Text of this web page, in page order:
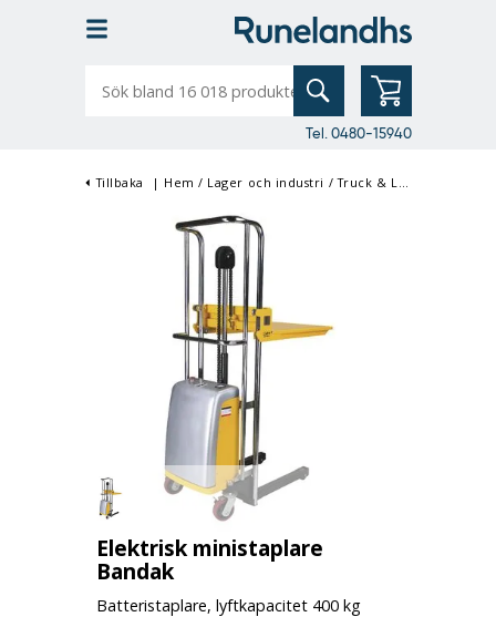
bland
Tel. 0480-15940
Tillbaka | Hem / Lager och industri /Truck & Lyft
Elektrisk ministaplare
Bandak
Batteristaplare, lyftkapacitet 400 kg